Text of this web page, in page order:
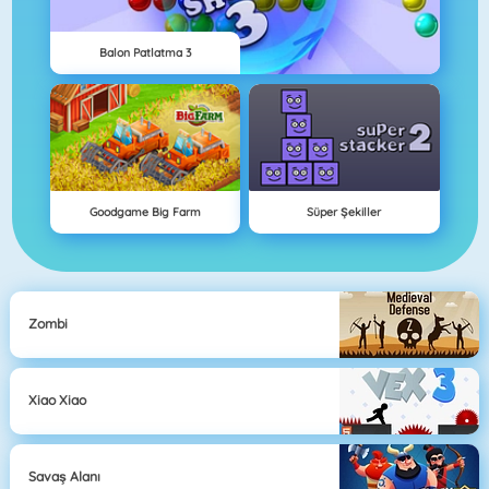
Balon Patlatma 3
Goodgame Big Farm Süper Şekiller
Zombi
Xiao Xiao
Savaş Alanı